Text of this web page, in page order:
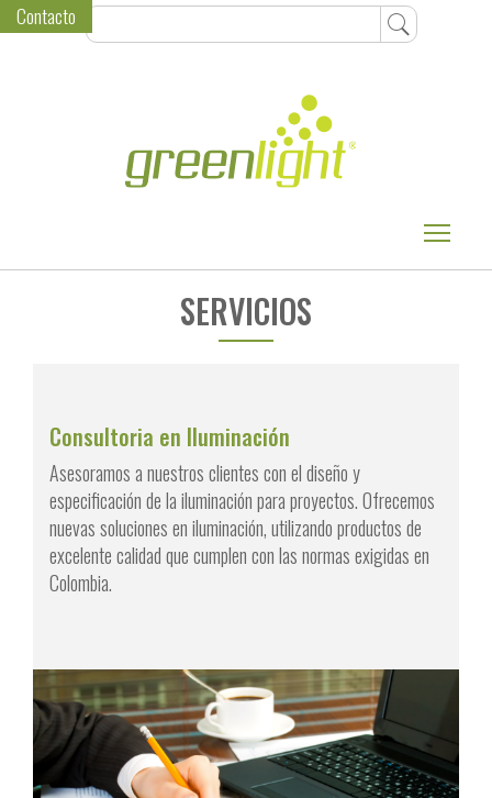
Contacto
SERVICIOS
Consultoria en Iluminación
Asesoramos a nuestros clientes con el diseño y
especificación de la iluminación para proyectos. Ofrecemos
nuevas soluciones en iluminación, utilizando productos de
excelente calidad que cumplen con las normas exigidas en
Colombia.